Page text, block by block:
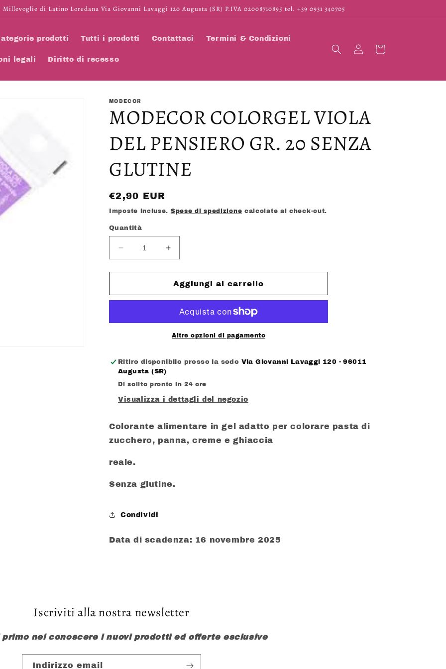
di Latino Loredana Via Giovanni Lavaggi 120 Augusta (SR) P.IVA 02008710895 tel. +39 0931 340705
prodotti Tutti i prodotti Contattaci Termini & Condizioni
legali Diritto di recesso
AccediCarrello
MODECOR
MODECOR COLORGEL VIOLA
DEL PENSIERO GR. 20 SENZA
GLUTINE
Prezzo
di
listino
€2,90 EUR
Imposte incluse. Spese di spedizione calcolate al check-out.
Quantità
Diminuisci
quantità
per
COLORGEL
PENSIERO
GLUTINE
Aumenta
quantità
per
MODECOR
COLORGEL
DEL
PENSIERO
GR.
GLUTINE
Aggiungi al carrello
Altre opzioni di pagamento
Ritiro disponibile presso la sede Via Giovanni Lavaggi 120 - 96011
Augusta (SR)
Di solito pronto in 24 ore
Visualizza i dettagli del negozio
Colorante alimentare in gel adatto per colorare pasta di
zucchero, panna, creme e ghiaccia
reale.
Senza glutine.
Condividi
Data di scadenza: 16 novembre 2025
Iscriviti alla nostra newsletter
primo nel conoscere i nuovi prodotti ed offerte esclusive
Indirizzo email